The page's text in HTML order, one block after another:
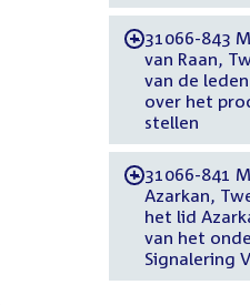
-31066-843
van Raan,
van de leden
over het
stellen
-31066-841
Azarkan,
het lid
van het
Signalering